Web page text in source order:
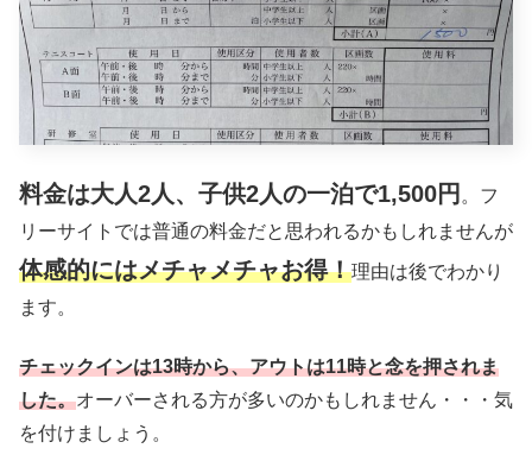
料金は大人2人、子供2人の一泊で1,500円 。フ
リーサイトでは普通の料金だと思われるかもしれませんが
体感的にはメチャメチャお得！理由は後でわかり
ます。
チェックインは13時から、アウトは11時と念を押されま
した。オーバーされる方が多いのかもしれません・・・気
を付けましょう。